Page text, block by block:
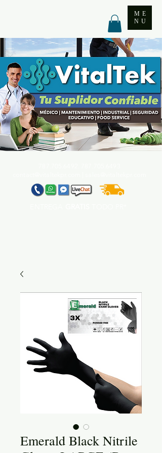
ME
NU
Emerald Black Nitrile